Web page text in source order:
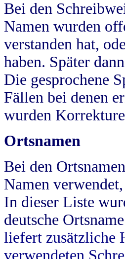
Bei den
Namen wurden
verstanden hat,
haben. Später
Die gesprochene
Fällen bei denen
wurden
Ortsnamen
Bei den
Namen
In dieser Liste
deutsche
liefert zusätzliche
verwendeten